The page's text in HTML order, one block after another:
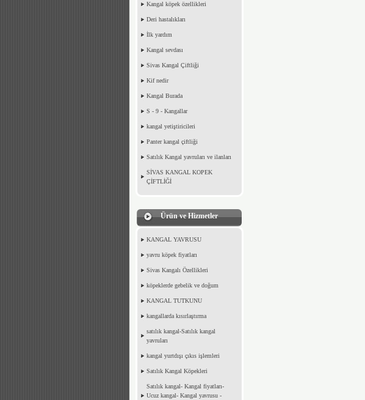
Kangal köpek özellikleri
Deri hastalıkları
İlk yardım
Kangal sevdası
Sivas Kangal Çiftliği
Kif nedir
Kangal Burada
S - 9 - Kangallar
kangal yetiştiricileri
Panter kangal çiftliği
Satılık Kangal yavruları ve ilanları
SİVAS KANGAL KOPEK
ÇİFTLİĞİ
Ürün ve Hizmetler
KANGAL YAVRUSU
yavru köpek fiyatları
Sivas Kangalı Özellikleri
köpeklerde gebelik ve doğum
KANGAL TUTKUNU
kangallarda kısırlaştırma
satılık kangal-Satılık kangal
yavruları
kangal yurtdışı çıkıs işlemleri
Satılık Kangal Köpekleri
Satılık kangal- Kangal fiyatları-
Ucuz kangal- Kangal yavrusu -